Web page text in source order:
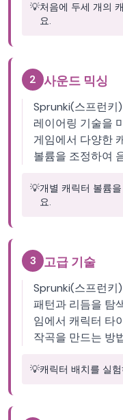
💡처음에 두세 개의
요.
2 사운드 믹싱
Sprunki(스프런키
레이어링 기술을
게임에서 다양한
볼륨을 조정하여
💡개별 캐릭터 볼륨
요.
3 고급 기술
Sprunki(스프런키
패턴과 리듬을 탐
임에서 캐릭터 타
작곡을 만드는 방
💡캐릭터 배치를 실